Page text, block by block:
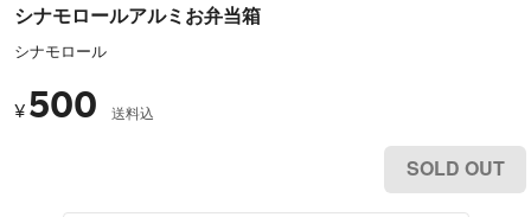
シナモロールアルミお弁当箱
シナモロール
¥ 500 送料込
SOLD OUT